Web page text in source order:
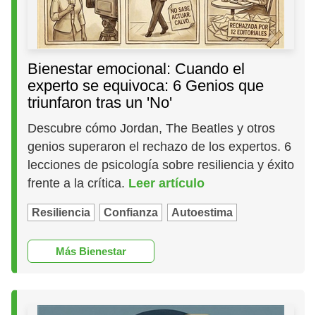
Bienestar emocional: Cuando el
experto se equivoca: 6 Genios que
triunfaron tras un 'No'
Descubre cómo Jordan, The Beatles y otros
genios superaron el rechazo de los expertos. 6
lecciones de psicología sobre resiliencia y éxito
frente a la crítica. Leer artículo
Resiliencia Confianza Autoestima
Más Bienestar